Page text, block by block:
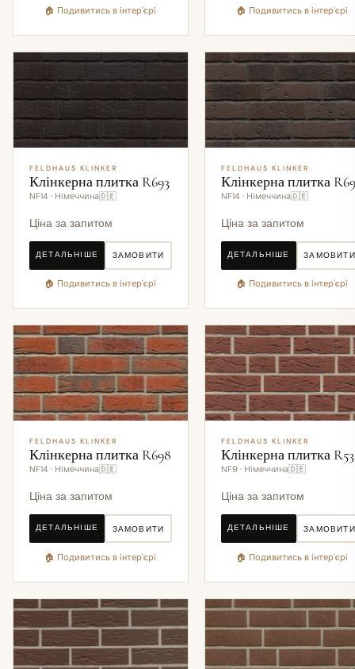
🏠 Подивитись в інтер'єрі 🏠 Подивитись в інтер'єрі
FELDHAUS KLINKER
Клінкерна плитка R693
NF14 · Німеччина🇩🇪
Ціна за запитом
ДЕТАЛЬНІШЕ ЗАМОВИТИ
🏠 Подивитись в інтер'єрі
FELDHAUS KLINKER
Клінкерна плитка
NF14 · Німеччина🇩🇪
Ціна за запитом
ДЕТАЛЬНІШЕ ЗАМОВИТИ
🏠 Подивитись в інтер'єрі
FELDHAUS KLINKER
Клінкерна плитка R698
NF14 · Німеччина🇩🇪
Ціна за запитом
ДЕТАЛЬНІШЕ ЗАМОВИТИ
🏠 Подивитись в інтер'єрі
FELDHAUS KLINKER
Клінкерна плитка
NF9 · Німеччина🇩🇪
Ціна за запитом
ДЕТАЛЬНІШЕ ЗАМОВИТИ
🏠 Подивитись в інтер'єрі